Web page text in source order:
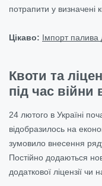
потрапити у визначені
Цікаво: Імпорт палива
Квоти та
під час війни
24 лютого в Україні
відобразилось на
зумовило внесення
Постійно додаються
додаткової ліцензії чи